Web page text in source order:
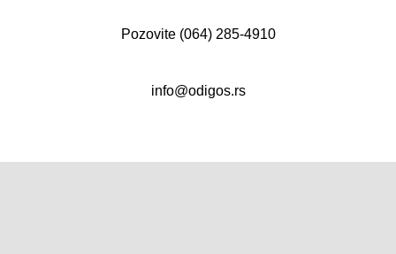
Pozovite (064) 285-4910
info@odigos.rs